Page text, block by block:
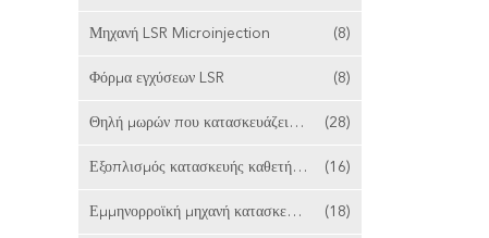
Μηχανή LSR Microinjection (8)
Φόρμα εγχύσεων LSR (8)
Θηλή μωρών που κατασκευάζει τη μηχανή (28)
Εξοπλισμός κατασκευής καθετήρων (16)
Εμμηνορροϊκή μηχανή κατασκευής φλυτζανιών (18)